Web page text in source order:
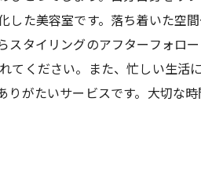
た美容室です。落ち着いた空
タイリングのアフターフォロ
てください。また、忙しい生
がたいサービスです。大切な